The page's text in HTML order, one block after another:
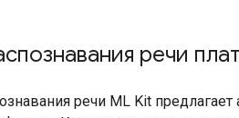
речи
речи ML Kit